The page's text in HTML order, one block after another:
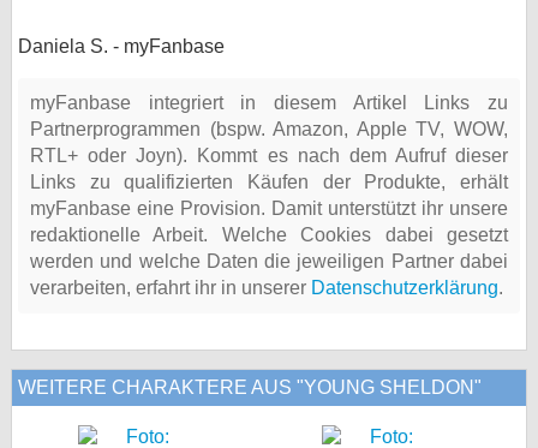
Daniela S. - myFanbase
myFanbase integriert in diesem Artikel Links zu
Partnerprogrammen (bspw. Amazon, Apple TV, WOW,
RTL+ oder Joyn). Kommt es nach dem Aufruf dieser
Links zu qualifizierten Käufen der Produkte, erhält
myFanbase eine Provision. Damit unterstützt ihr unsere
redaktionelle Arbeit. Welche Cookies dabei gesetzt
werden und welche Daten die jeweiligen Partner dabei
verarbeiten, erfahrt ihr in unserer Datenschutzerklärung.
WEITERE CHARAKTERE AUS "YOUNG SHELDON"